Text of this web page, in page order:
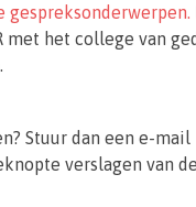
gespreksonderwerpen.
met het college van
Stuur dan een e-mail
verslagen van